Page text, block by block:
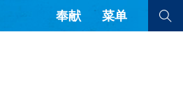
奉献 菜单
查看全部
查看全部